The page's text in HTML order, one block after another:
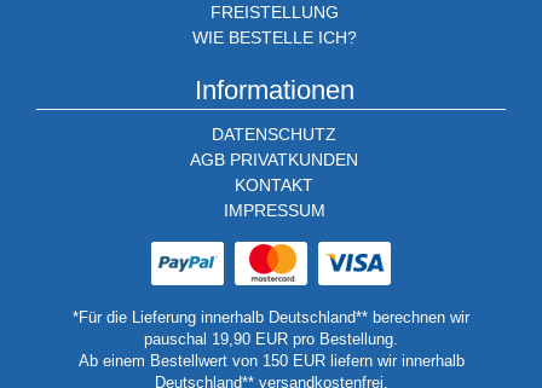
Weinkühlung: Systeme zur optimalen Lagerung und Temperierung
Herstellung von Eis, Sorbet und Frozen Joghurt zu Hause.
FREISTELLUNG
WIE BESTELLE ICH?
Informationen
DATENSCHUTZ
AGB PRIVATKUNDEN
KONTAKT
IMPRESSUM
*Für die Lieferung innerhalb Deutschland** berechnen wir
pauschal 19,90 EUR pro Bestellung.
Ab einem Bestellwert von 150 EUR liefern wir innerhalb
Deutschland** versandkostenfrei.